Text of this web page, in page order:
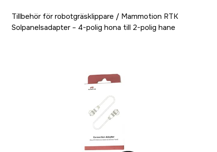
Tillbehör för robotgräsklippare / Mammotion RTK
Solpanelsadapter – 4-polig hona till 2-polig hane